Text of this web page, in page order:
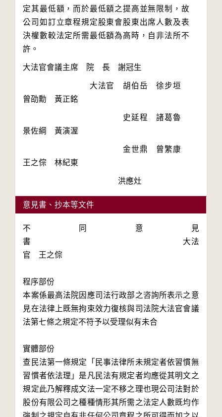
定其最低額，而於最低額之提高並無限制，故
公司如訂立章程規定股東會股東出席人數及表
決權數較法定所需最低額為高時，自非法所不
大法官　胡伯岳　徐步垣
史延程　諸葛魯
金世鼎　曾繁康
意見書、抄本等文件
不同意見
書 大法
官 王之倧
程序部份
本案係最高法院因應司法行政部之咨詢所表示之意
見在法律上既無拘束效力復核與司法院大法官會議
法第七條之規定不符予以受理似有未合
實體部份
查民法第一條規定「民事法律所未規定者依習慣無
習慣者依法理」是凡民法有規定者均應從其明文之
規定此乃解釋成文法一定不移之理也現公司法對於
股份有限公司之種種情形其所需之法定人數既均作